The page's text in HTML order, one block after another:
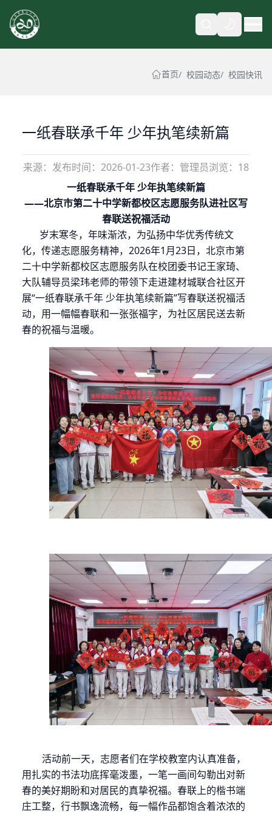
自动
首页 校园动态 校园快讯
一纸春联承千年 少年执笔续新篇
来源： 发布时间： 2026-01-23作者：管理员浏览：18
一纸春联承千年少年执笔续新篇
——北京市第二十中学新都校区志愿服务队进社区写
春联送祝福活动
岁末寒冬，年味渐浓， 为弘扬中华优秀传统文
化，传递志愿服务精神， 2026年1月23日，北京市第
二十中学新都校区志愿服务队在校团委书记王家琦、
大队辅导员梁玮老师的带领下走进建材城联合社区开
展“一纸春联承千年 少年执笔续新篇”写春联送祝福活
动，用一幅幅春联和一张张福字，为社区居民送去新
春的祝福与温暖。
活动前一天，志愿者们在学校教室内认真准备，
用扎实的书法功底挥毫泼墨，一笔一画间勾勒出对新
春的美好期盼和对居民的真挚祝福。春联上的楷书端
庄工整，行书飘逸流畅，每一幅作品都饱含着浓浓的